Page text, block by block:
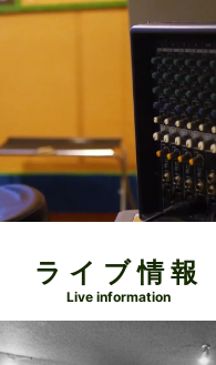
ライブ情報
Live information